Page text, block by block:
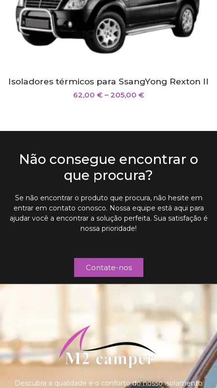
Isoladores térmicos para SsangYong Rexton II
62,00 € – 205,00 €
Não consegue encontrar o
que procura?
Se não encontrar o produto que procura, não hesite em
entrar em contato conosco. Nossa equipe está aqui para
ajudar você a encontrar a solução perfeita. Sua satisfação é
nossa prioridade!
Contate-nos
Descubra a qualidade e o conforto do nosso isolamento